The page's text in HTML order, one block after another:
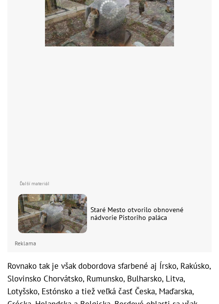
Staré Mesto otvorilo obnovené
nádvorie Pistoriho paláca
Reklama
Rovnako tak je však dobordova sfarbené aj Írsko, Rakúsko,
Slovinsko Chorvátsko, Rumunsko, Bulharsko, Litva,
Lotyšsko, Estónsko a tiež veľká časť Česka, Maďarska,